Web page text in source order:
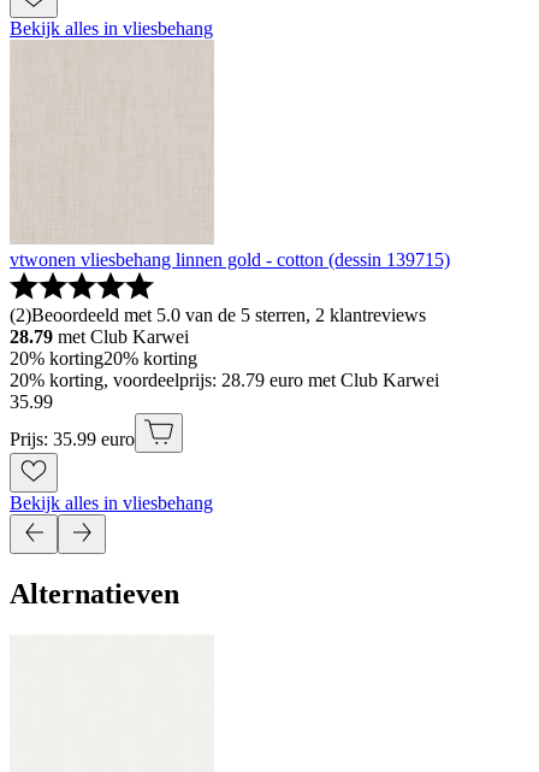
Bekijk alles in vliesbehang
vtwonen vliesbehang linnen gold - cotton (dessin 139715)
(2)Beoordeeld met 5.0 van de 5 sterren, 2 klantreviews
28.79 met Club Karwei
20% korting20% korting
20% korting, voordeelprijs: 28.79 euro met Club Karwei
35.99
Prijs: 35.99 euro
Bekijk alles in vliesbehang
Alternatieven